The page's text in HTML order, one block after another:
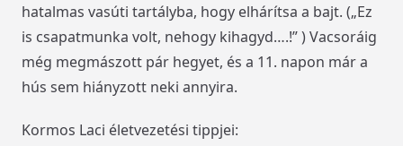
hatalmas vasúti tartályba, hogy elhárítsa a bajt. („Ez
is csapatmunka volt, nehogy kihagyd….!” ) Vacsoráig
még megmászott pár hegyet, és a 11. napon már a
hús sem hiányzott neki annyira.
Kormos Laci életvezetési tippjei: